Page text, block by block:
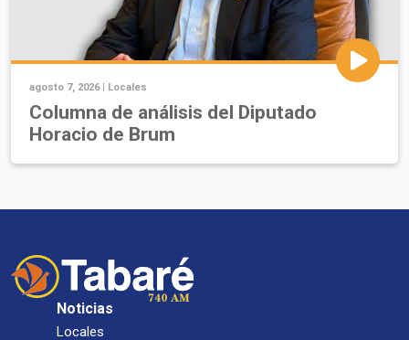
agosto 7, 2026 | Locales
Columna de análisis del Diputado
Horacio de Brum
Noticias
Locales